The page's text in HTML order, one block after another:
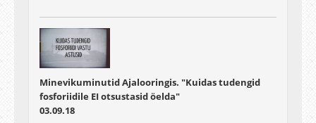
Minevikuminutid Ajalooringis. "Kuidas tudengid
fosforiidile EI otsustasid öelda"
03.09.18